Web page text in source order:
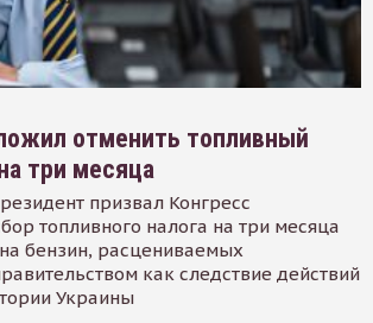
отменить топливный
три месяца
призвал Конгресс
топливного налога на три месяца
бензин, расцениваемых
как следствие действий
Украины